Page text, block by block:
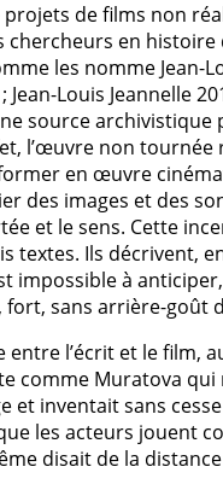
projets de films non
en
les nomme
Jean-Louis Jeannelle
source
l’œuvre non tournée
en œuvre
des images et des
et le sens. Cette
textes. Ils décrivent,
impossible à
sans arrière-goût
entre l’écrit et le film,
comme Muratova qui
et inventait sans
les acteurs jouent
disait de la